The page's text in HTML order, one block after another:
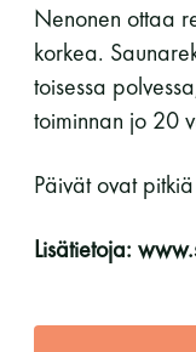
Nenonen ottaa
korkea.
toisessa
toiminnan jo 20
Päivät ovat
Lisätietoja: